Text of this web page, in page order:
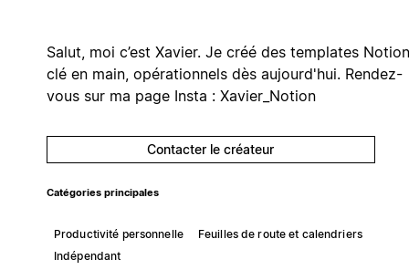
Salut, moi c’est Xavier. Je créé des templates Notion
clé en main, opérationnels dès aujourd'hui. Rendez-
vous sur ma page Insta : Xavier_Notion
Contacter le créateur
Catégories principales
Productivité personnelle
Feuilles de route et calendriers
Indépendant